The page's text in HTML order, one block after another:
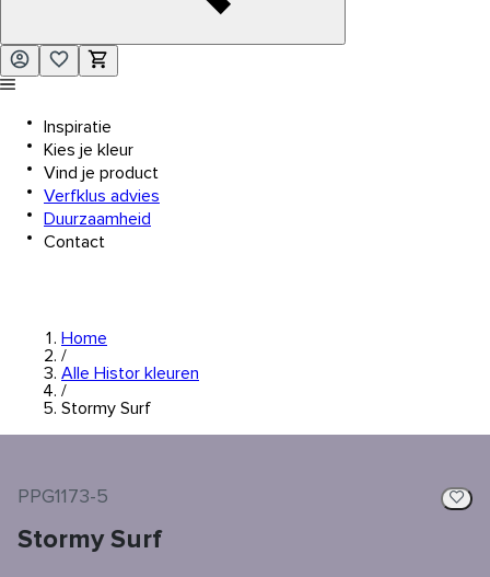
Inspiratie
Kies je kleur
Vind je product
Verfklus advies
Duurzaamheid
Contact
Home
/
Alle Histor kleuren
/
Stormy Surf
PPG1173-5
Stormy Surf